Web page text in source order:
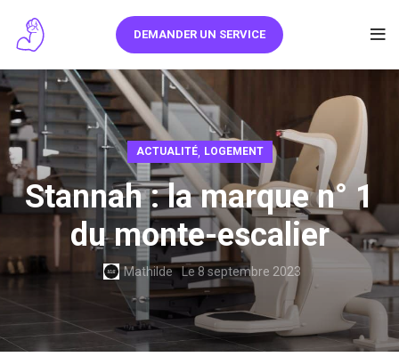
DEMANDER UN SERVICE
ACTUALITÉ, LOGEMENT
Stannah : la marque n° 1
du monte-escalier
Mathilde Le 8 septembre 2023